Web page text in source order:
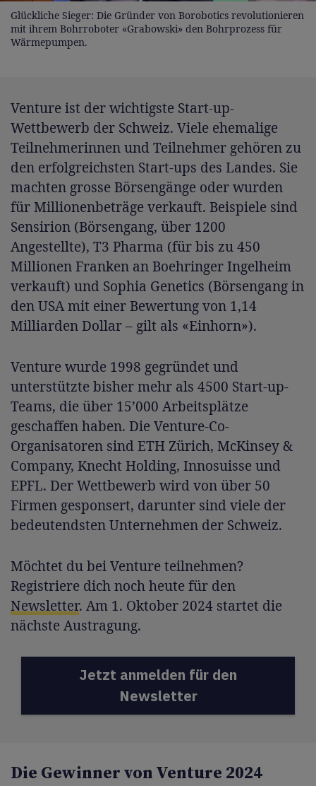
Glückliche Sieger: Die Gründer von Borobotics revolutionieren
mit ihrem Bohrroboter «Grabowski» den Bohrprozess für
Wärmepumpen.
Venture ist der wichtigste Start-up-
Wettbewerb der Schweiz. Viele ehemalige
Teilnehmerinnen und Teilnehmer gehören zu
den erfolgreichsten Start-ups des Landes. Sie
machten grosse Börsengänge oder wurden
für Millionenbeträge verkauft. Beispiele sind
Sensirion (Börsengang, über 1200
Angestellte), T3 Pharma (für bis zu 450
Millionen Franken an Boehringer Ingelheim
verkauft) und Sophia Genetics (Börsengang in
den USA mit einer Bewertung von 1,14
Milliarden Dollar – gilt als «Einhorn»).
Venture wurde 1998 gegründet und
unterstützte bisher mehr als 4500 Start-up-
Teams, die über 15’000 Arbeitsplätze
geschaffen haben. Die Venture-Co-
Organisatoren sind ETH Zürich, McKinsey &
Company, Knecht Holding, Innosuisse und
EPFL. Der Wettbewerb wird von über 50
Firmen gesponsert, darunter sind viele der
bedeutendsten Unternehmen der Schweiz.
Möchtet du bei Venture teilnehmen?
Registriere dich noch heute für den
Newsletter. Am 1. Oktober 2024 startet die
nächste Austragung.
Jetzt anmelden für den
Newsletter
Die Gewinner von Venture 2024